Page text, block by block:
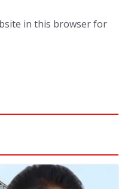
in this browser for